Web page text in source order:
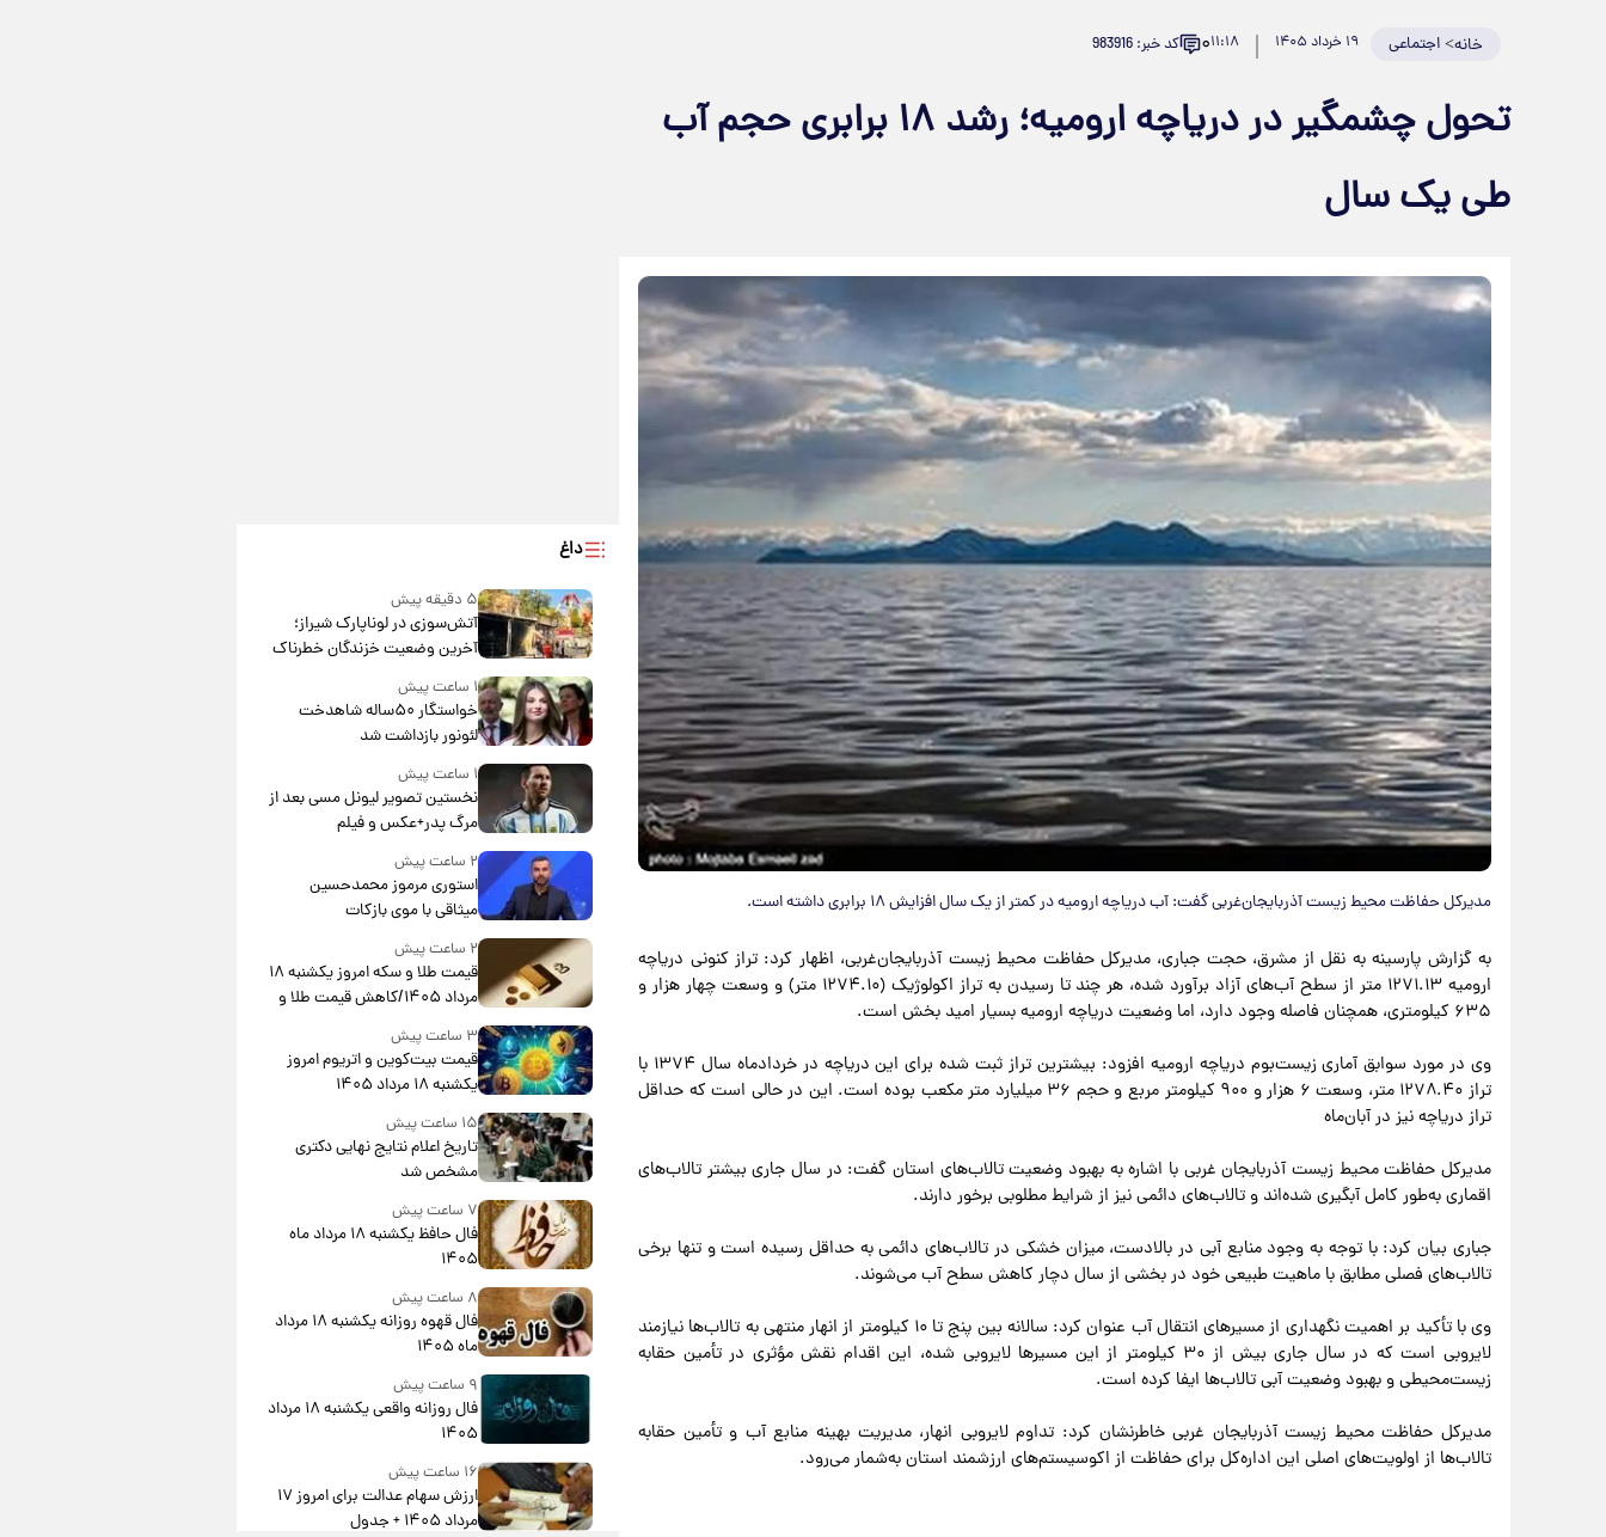
خانه>اجتماعی ۱۹ خرداد ۱۴۰۵ ۱۱:۱۸۰ کد خبر: 983916
تحول چشمگیر در دریاچه ارومیه؛ رشد ۱۸ برابری حجم آب
طی یک سال
مدیرکل حفاظت محیط زیست آذربایجان‌غربی گفت: آب دریاچه ارومیه در کمتر از یک سال افزایش ۱۸ برابری داشته است.
به گزارش پارسینه به نقل از مشرق، حجت جباری، مدیرکل حفاظت محیط زیست آذربایجان‌غربی، اظهار کرد: تراز کنونی دریاچه
ارومیه ۱۲۷۱.۱۳ متر از سطح آب‌های آزاد برآورد شده، هر چند تا رسیدن به تراز اکولوژیک (۱۲۷۴.۱۰ متر) و وسعت چهار هزار و
۶۳۵ کیلومتری، همچنان فاصله وجود دارد، اما وضعیت دریاچه ارومیه بسیار امید بخش است.
وی در مورد سوابق آماری زیست‌بوم دریاچه ارومیه افزود: بیشترین تراز ثبت‌ شده برای این دریاچه در خردادماه سال ۱۳۷۴ با
تراز ۱۲۷۸.۴۰ متر، وسعت ۶ هزار و ۹۰۰ کیلومتر مربع و حجم ۳۶ میلیارد متر مکعب بوده است. این در حالی است که حداقل
تراز دریاچه نیز در آبان‌ماه
مدیرکل حفاظت محیط زیست آذربایجان غربی با اشاره به بهبود وضعیت تالاب‌های استان گفت: در سال جاری بیشتر تالاب‌های
اقماری به‌طور کامل آبگیری شده‌اند و تالاب‌های دائمی نیز از شرایط مطلوبی برخور دارند.
جباری بیان کرد: با توجه به وجود منابع آبی در بالادست، میزان خشکی در تالاب‌های دائمی به حداقل رسیده است و تنها برخی
تالاب‌های فصلی مطابق با ماهیت طبیعی خود در بخشی از سال دچار کاهش سطح آب می‌شوند.
وی با تأکید بر اهمیت نگهداری از مسیرهای انتقال آب عنوان کرد: سالانه بین پنج تا ۱۰ کیلومتر از انهار منتهی به تالاب‌ها نیازمند
لایروبی است که در سال جاری بیش از ۳۰ کیلومتر از این مسیرها لایروبی شده، این اقدام نقش مؤثری در تأمین حقابه
زیست‌محیطی و بهبود وضعیت آبی تالاب‌ها ایفا کرده است.
مدیرکل حفاظت محیط زیست آذربایجان غربی خاطرنشان کرد: تداوم لایروبی انهار، مدیریت بهینه منابع آب و تأمین حقابه
تالاب‌ها از اولویت‌های اصلی این اداره‌کل برای حفاظت از اکوسیستم‌های ارزشمند استان به‌شمار می‌رود.
داغ
۵ دقیقه پیش
آتش‌سوزی در لوناپارک شیراز؛
آخرین وضعیت خزندگان خطرناک
پس از حادثه
۱ ساعت پیش
خواستگار ۵۰ساله شاهدخت
لئونور بازداشت شد
۱ ساعت پیش
نخستین تصویر لیونل مسی بعد از
مرگ پدر+عکس و فیلم
۲ ساعت پیش
استوری مرموز محمدحسین
میثاقی با موی بازکات
۲ ساعت پیش
قیمت طلا و سکه امروز یکشنبه ۱۸
مرداد ۱۴۰۵/کاهش قیمت طلا و
۳ ساعت پیش
قیمت بیت‌کوین و اتریوم امروز
یکشنبه ۱۸ مرداد ۱۴۰۵
۱۵ ساعت پیش
تاریخ اعلام نتایج نهایی دکتری
مشخص شد
۷ ساعت پیش
فال حافظ یکشنبه ۱۸ مرداد ماه
۱۴۰۵
۸ ساعت پیش
فال قهوه روزانه یکشنبه ۱۸ مرداد
ماه ۱۴۰۵
۹ ساعت پیش
فال روزانه واقعی یکشنبه ۱۸ مرداد
۱۴۰۵
۱۶ ساعت پیش
ارزش سهام عدالت برای امروز ۱۷
مرداد ۱۴۰۵ + جدول